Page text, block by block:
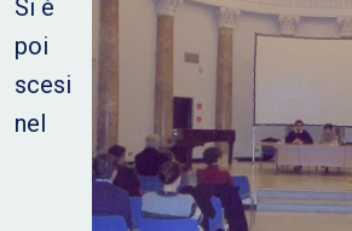
Si è
poi
scesi
nel